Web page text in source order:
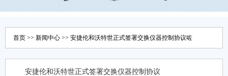
首页 >> 新闻中心 >> 安捷伦和沃特世正式签署交换仪器控制协议咗
安捷伦和沃特世正式签署交换仪器控制协议